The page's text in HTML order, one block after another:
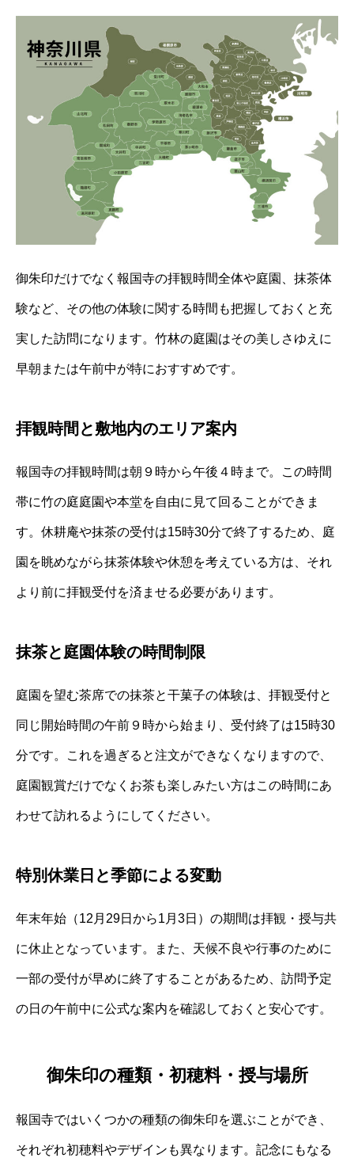
御朱印だけでなく報国寺の拝観時間全体や庭園、抹茶体
験など、その他の体験に関する時間も把握しておくと充
実した訪問になります。竹林の庭園はその美しさゆえに
早朝または午前中が特におすすめです。
拝観時間と敷地内のエリア案内
報国寺の拝観時間は朝９時から午後４時まで。この時間
帯に竹の庭庭園や本堂を自由に見て回ることができま
す。休耕庵や抹茶の受付は15時30分で終了するため、庭
園を眺めながら抹茶体験や休憩を考えている方は、それ
より前に拝観受付を済ませる必要があります。
抹茶と庭園体験の時間制限
庭園を望む茶席での抹茶と干菓子の体験は、拝観受付と
同じ開始時間の午前９時から始まり、受付終了は15時30
分です。これを過ぎると注文ができなくなりますので、
庭園観賞だけでなくお茶も楽しみたい方はこの時間にあ
わせて訪れるようにしてください。
特別休業日と季節による変動
年末年始（12月29日から1月3日）の期間は拝観・授与共
に休止となっています。また、天候不良や行事のために
一部の受付が早めに終了することがあるため、訪問予定
の日の午前中に公式な案内を確認しておくと安心です。
御朱印の種類・初穂料・授与場所
報国寺ではいくつかの種類の御朱印を選ぶことができ、
それぞれ初穂料やデザインも異なります。記念にもなる